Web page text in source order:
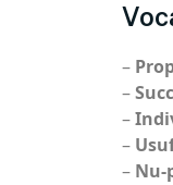
–
–
–
–
–